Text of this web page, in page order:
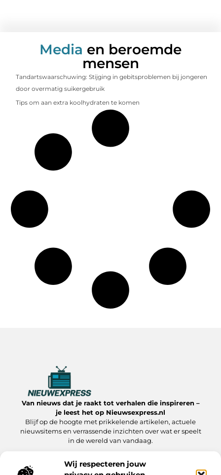
Wij respecteren jouw
Media en beroemde
mensen
Tandartswaarschuwing: Stijging in gebitsproblemen bij jongeren
door overmatig suikergebruik
Tips om aan extra koolhydraten te komen
Van nieuws dat je raakt tot verhalen die inspireren –
je leest het op Nieuwsexpress.nl
Blijf op de hoogte met prikkelende artikelen, actuele
nieuwsitems en verrassende inzichten over wat er speelt
in de wereld van vandaag.